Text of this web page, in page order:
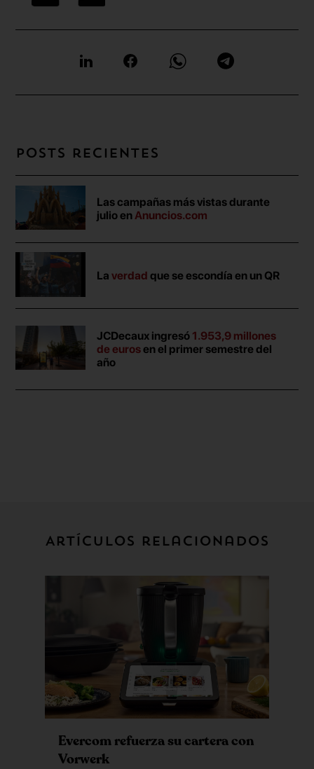
Posts recientes
Las campañas más vistas durante
julio enAnuncios.com
Laverdad que se escondía en un QR
JCDecaux ingresó 1.953,9 millones
de eurosen el primer semestre del
año
Artículos relacionados
Evercom refuerza su cartera con
Vorwerk